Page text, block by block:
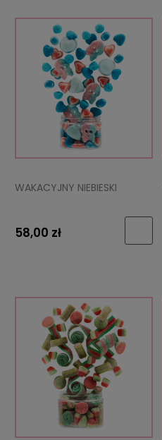
WAKACYJNY NIEBIESKI
58,00 zł